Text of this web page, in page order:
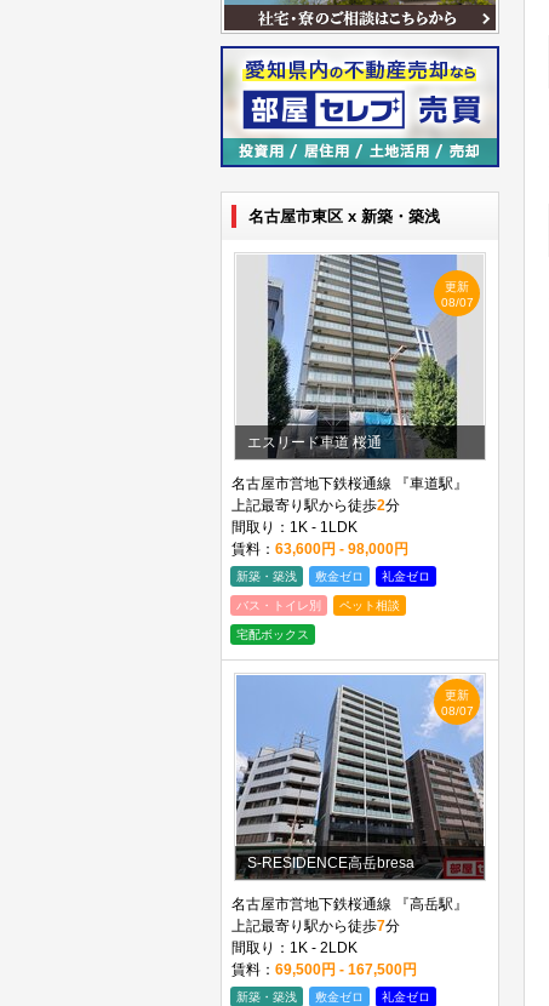
名古屋市東区 x 新築・築浅
更新
08/07
エスリード車道 桜通
名古屋市営地下鉄桜通線 『車道駅』
上記最寄り駅から徒歩2分
間取り：1K - 1LDK
賃料： 63,600円 - 98,000円
新築・築浅 敷金ゼロ 礼金ゼロ
バス・トイレ別 ペット相談
宅配ボックス
更新
08/07
S-RESIDENCE高岳bresa
名古屋市営地下鉄桜通線 『高岳駅』
上記最寄り駅から徒歩7分
間取り：1K - 2LDK
賃料： 69,500円 - 167,500円
新築・築浅 敷金ゼロ 礼金ゼロ